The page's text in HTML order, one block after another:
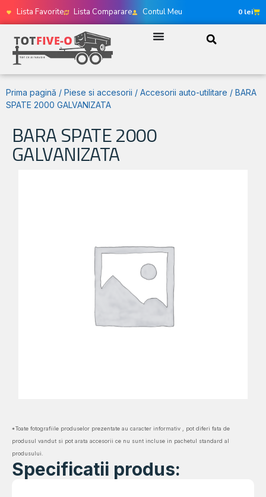
Lista Favorite Lista Comparare Contul Meu 0 lei
Prima pagină / Piese si accesorii / Accesorii auto-utilitare / BARA
SPATE 2000 GALVANIZATA
BARA SPATE 2000
GALVANIZATA
*Toate fotografiile produselor prezentate au caracter informativ , pot diferi fata de
produsul vandut si pot arata accesorii ce nu sunt incluse in pachetul standard al
produsului.
Specificatii produs: